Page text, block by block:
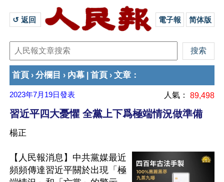
↺ 返回 電子報 简体版
首頁 › 分欄目 › 內幕 首頁 › 文章 ：
2023年7月19日發表 人氣： 89,498
習近平四大憂懼 全黨上下爲極端情況做準備
楊正
【人民報消息】中共黨媒最近
頻頻傳達習近平關於出現「極